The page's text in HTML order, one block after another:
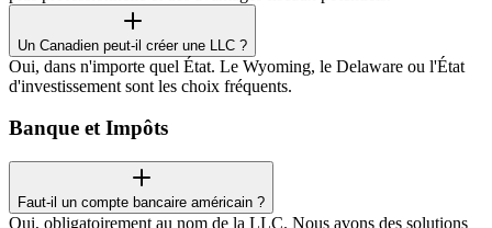
Un Canadien peut-il créer une LLC ?
Oui, dans n'importe quel État. Le Wyoming, le Delaware ou l'État
d'investissement sont les choix fréquents.
Banque et Impôts
Faut-il un compte bancaire américain ?
Oui, obligatoirement au nom de la LLC. Nous avons des solutions